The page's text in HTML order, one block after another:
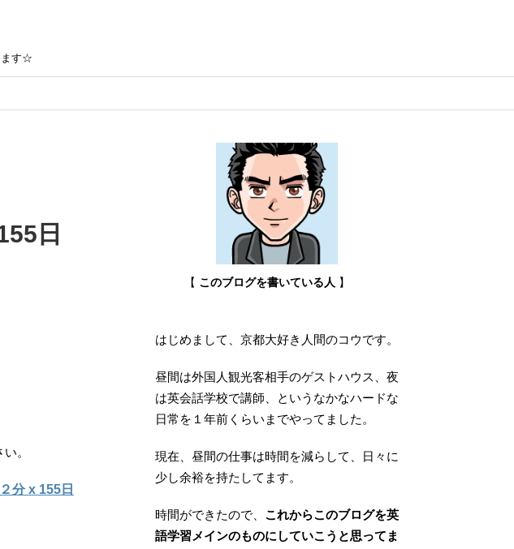
ます☆
日
。
分 x 155日
【 このブログを書いている人 】
はじめまして、京都大好き人間のコウです。
昼間は外国人観光客相手のゲストハウス、夜
は英会話学校で講師、というなかなハードな
日常を１年前くらいまでやってました。
現在、昼間の仕事は時間を減らして、日々に
少し余裕を持たしてます。
時間ができたので、 これからこのブログを英
語学習メインのものにしていこうと思ってま